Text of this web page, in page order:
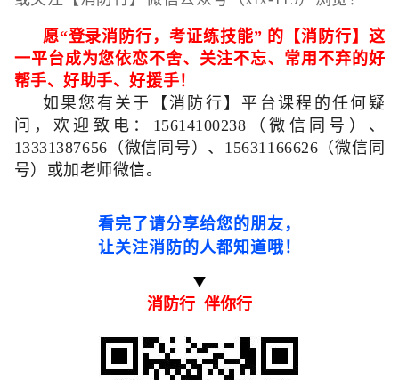
愿“登录消防行，考证练技能” 的【消防行】这
一平台成为您依恋不舍、关注不忘、常用不弃的好
帮手、好助手、好援手！
如果您有关于【消防行】平台课程的任何疑
问，欢迎致电： 15614100238（微信同号） 、
13331387656 （微信同号）、 15631166626（微信同
号）或加老师微信。
看完了请分享给您的朋友，
让关注消防的人都知道哦！
消防行 伴你行